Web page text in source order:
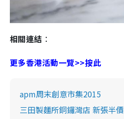
相關連結 ：
更多香港活動一覽>>按此
apm周末創意市集2015
三田製麵所銅鑼灣店 新張半價